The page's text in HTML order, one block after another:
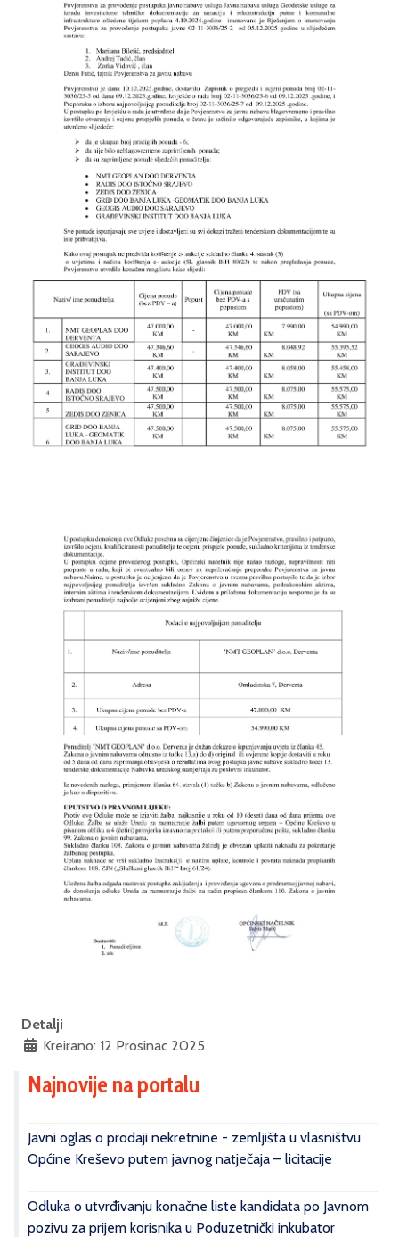
Detalji
Kreirano: 12 Prosinac 2025
Najnovije na portalu
Javni oglas o prodaji nekretnine - zemljišta u vlasništvu
Općine Kreševo putem javnog natječaja – licitacije
Odluka o utvrđivanju konačne liste kandidata po Javnom
pozivu za prijem korisnika u Poduzetnički inkubator